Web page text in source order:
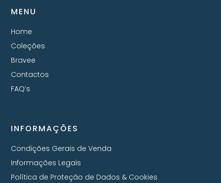
MENU
Home
Coleções
Bravee
Contactos
FAQ’s
INFORMAÇÕES
Condições Gerais de Venda
Informações Legais
Política de Proteção de Dados & Cookies